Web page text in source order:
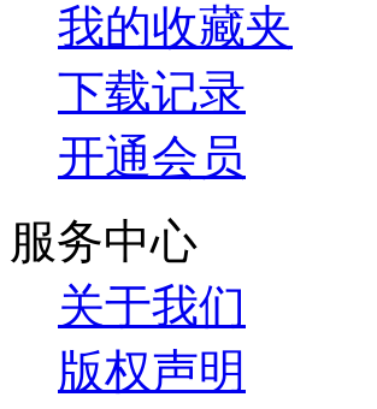
我的收藏夹
下载记录
开通会员
服务中心
关于我们
版权声明